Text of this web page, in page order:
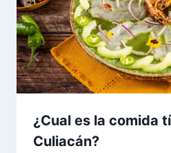
¿Cual es la comida
Culiacán?